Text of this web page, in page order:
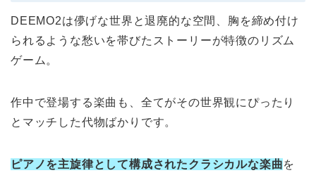
DEEMO2は儚げな世界と退廃的な空間、胸を締め付け
られるような愁いを帯びたストーリーが特徴のリズム
ゲーム。
作中で登場する楽曲も、全てがその世界観にぴったり
とマッチした代物ばかりです。
ピアノを主旋律として構成されたクラシカルな楽曲を